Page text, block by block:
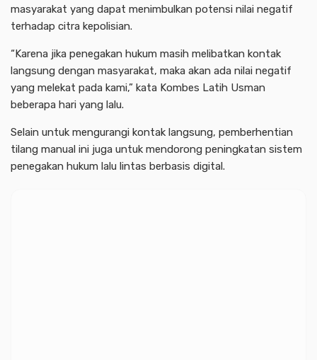
masyarakat yang dapat menimbulkan potensi nilai negatif
terhadap citra kepolisian.
“Karena jika penegakan hukum masih melibatkan kontak
langsung dengan masyarakat, maka akan ada nilai negatif
yang melekat pada kami,” kata Kombes Latih Usman
beberapa hari yang lalu.
Selain untuk mengurangi kontak langsung, pemberhentian
tilang manual ini juga untuk mendorong peningkatan sistem
penegakan hukum lalu lintas berbasis digital.